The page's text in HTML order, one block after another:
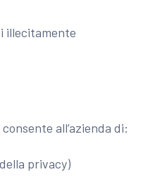
illecitamente
consente all’azienda di:
privacy)